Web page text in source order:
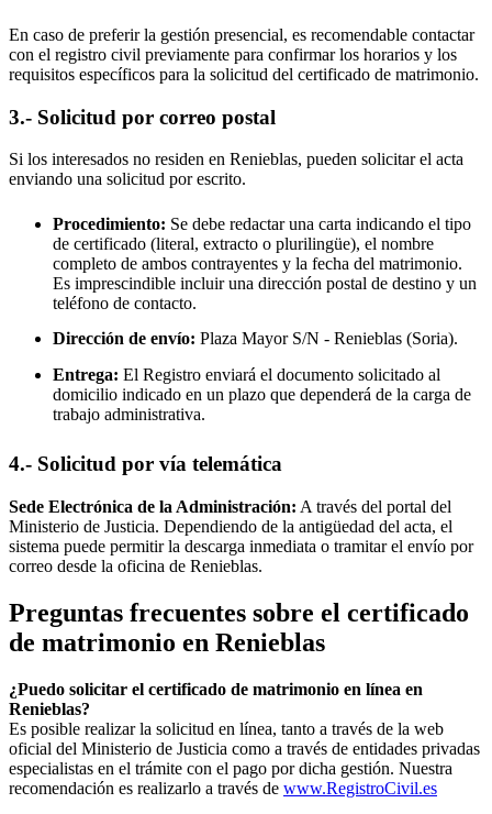
En caso de preferir la gestión presencial, es recomendable contactar
con el registro civil previamente para confirmar los horarios y los
requisitos específicos para la solicitud del certificado de matrimonio.
3.- Solicitud por correo postal
Si los interesados no residen en Renieblas, pueden solicitar el acta
enviando una solicitud por escrito.
Procedimiento: Se debe redactar una carta indicando el tipo
de certificado (literal, extracto o plurilingüe), el nombre
completo de ambos contrayentes y la fecha del matrimonio.
Es imprescindible incluir una dirección postal de destino y un
teléfono de contacto.
Dirección de envío: Plaza Mayor S/N - Renieblas (Soria).
Entrega: El Registro enviará el documento solicitado al
domicilio indicado en un plazo que dependerá de la carga de
trabajo administrativa.
4.- Solicitud por vía telemática
Sede Electrónica de la Administración: A través del portal del
Ministerio de Justicia. Dependiendo de la antigüedad del acta, el
sistema puede permitir la descarga inmediata o tramitar el envío por
correo desde la oficina de Renieblas.
Preguntas frecuentes sobre el certificado
de matrimonio en Renieblas
¿Puedo solicitar el certificado de matrimonio en línea en
Renieblas?
Es posible realizar la solicitud en línea, tanto a través de la web
oficial del Ministerio de Justicia como a través de entidades privadas
especialistas en el trámite con el pago por dicha gestión. Nuestra
recomendación es realizarlo a través de www.RegistroCivil.es